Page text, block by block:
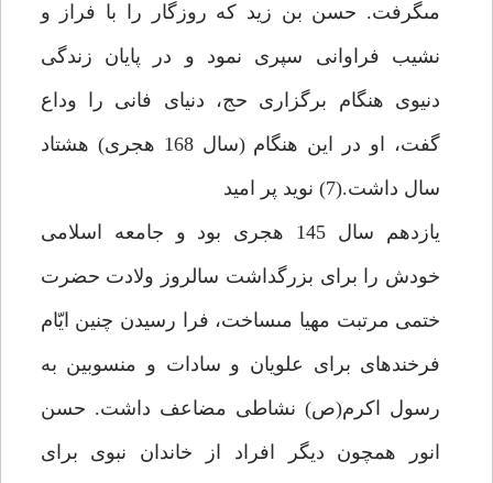
مى‏گرفت. حسن بن زيد كه روزگار را با فراز و
نشيب فراوانى سپرى نمود و در پايان زندگى
دنيوى هنگام برگزارى حج، دنياى فانى را وداع
گفت، او در اين هنگام (سال 168 هجرى) هشتاد
سال داشت.(7) نويد پر اميد
يازدهم سال 145 هجرى بود و جامعه اسلامى
خودش را براى بزرگداشت سالروز ولادت حضرت
ختمى مرتبت مهيا مى‏ساخت، فرا رسيدن چنين ايّام
فرخنده‏اى براى علويان و سادات و منسوبين به
رسول اكرم(ص) نشاطى مضاعف داشت. حسن
انور همچون ديگر افراد از خاندان نبوى براى